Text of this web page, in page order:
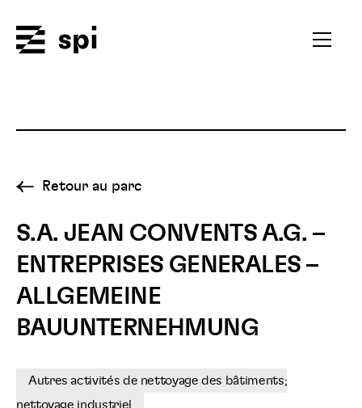
Ouvrir
Retour au parc
S.A. JEAN CONVENTS A.G. –
ENTREPRISES GENERALES –
ALLGEMEINE
BAUUNTERNEHMUNG
Autres activités de nettoyage des bâtiments;
nettoyage industriel